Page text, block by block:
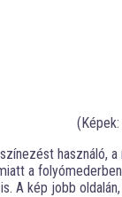
használó,
a
A kép jobb